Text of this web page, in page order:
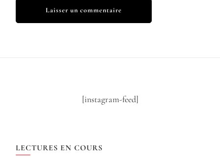
[instagram-feed]
LECTURES EN COURS